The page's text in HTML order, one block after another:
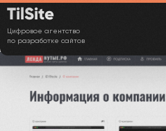
TilSite
Цифровое агентство
по разработке сайтов